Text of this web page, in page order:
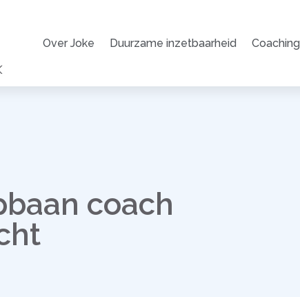
Over Joke Duurzame inzetbaarheid Coaching
coach